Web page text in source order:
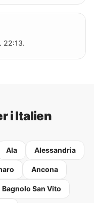
22:13.
i Italien
Ala Alessandria
Ancona
Bagnolo San Vito